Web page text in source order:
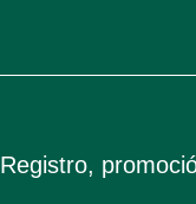
Registro,